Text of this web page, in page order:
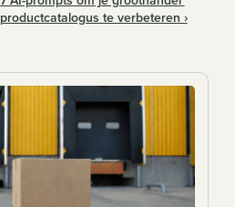
productcatalogus te verbeteren ›